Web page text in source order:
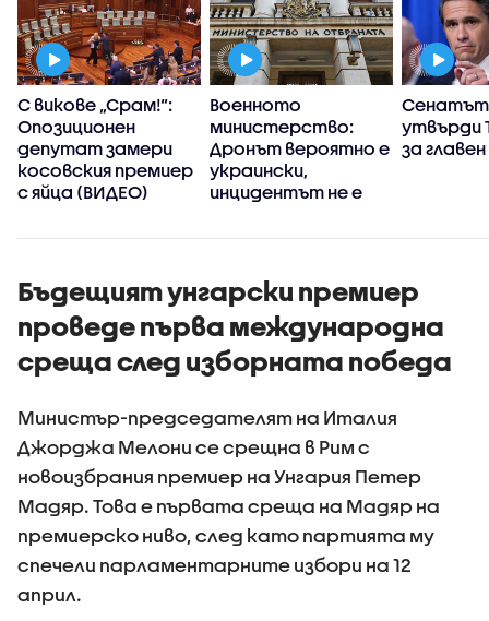
С викове „Срам!“:
Опозиционен
депутат замери
косовския премиер
с яйца (ВИДЕО)
Военното
министерство:
Дронът вероятно е
украински,
инцидентът не е
утвърди
за
Бъдещият унгарски премиер
проведе първа международна
среща след изборната победа
Министър-председателят на Италия
Джорджа Мелони се срещна в Рим с
новоизбрания премиер на Унгария Петер
Мадяр. Това е първата среща на Мадяр на
премиерско ниво, след като партията му
спечели парламентарните избори на 12
април.